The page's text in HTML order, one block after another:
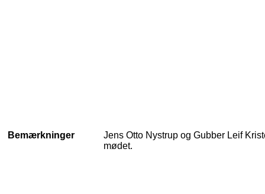
Bemærkninger
Jens Otto Nystrup og Gubber Leif
mødet.